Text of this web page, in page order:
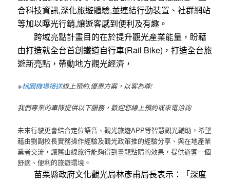
合科技資訊,深化旅遊體驗,並連結行動裝置、社群網站
等加以曝光行銷,讓遊客感到便利及有趣。
跨域亮點計畫目的在於提升觀光產業能量，盼藉
由打造就全台首創鐵道自行車(Rail Bike)，打造全台旅
遊新亮點，帶動地方觀光經濟，
※桃園機場接送線上預約,優惠方案，以客為尊!
我們專業的車隊提供以下服務，歡迎您線上預約或來電洽詢
未來行駛更會結合定位語音、觀光旅遊APP等智慧觀光輔助，希望
藉由劉副校長實務操作經驗及觀光政策推的經驗分享、與在地產業
業者交流，讓舊山線旅行能夠得到畫龍點睛的效果，提供遊客一個
舒適、便利的旅遊環境。
苗栗縣政府文化觀光局林彥甫局長表示：「深度